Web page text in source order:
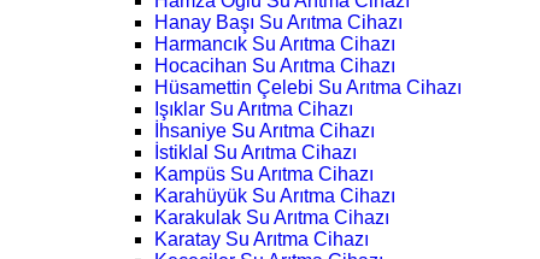
Hanay Başı Su Arıtma Cihazı
Harmancık Su Arıtma Cihazı
Hocacihan Su Arıtma Cihazı
Hüsamettin Çelebi Su Arıtma Cihazı
Işıklar Su Arıtma Cihazı
İhsaniye Su Arıtma Cihazı
İstiklal Su Arıtma Cihazı
Kampüs Su Arıtma Cihazı
Karahüyük Su Arıtma Cihazı
Karakulak Su Arıtma Cihazı
Karatay Su Arıtma Cihazı